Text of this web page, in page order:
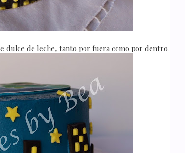
dulce de leche, tanto por fuera como por dentro.